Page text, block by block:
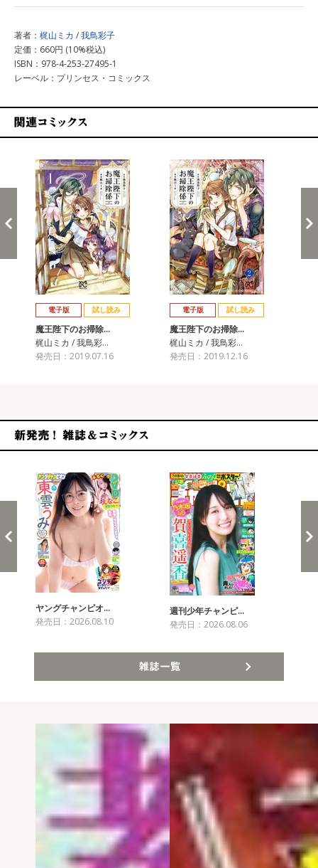
著者： 梶山ミカ /我鳥彩子
定価：660円 (10%税込)
ISBN：978-4-253-27495-1
レーベル：プリンセス・コミックス
電子版 試し読み
魔王陛下のお掃除…
梶山ミカ / 我鳥彩…
発売日：2019.07.16
電子版 試し読み
魔王陛下のお掃除…
梶山ミカ / 我鳥彩…
発売日：2019.12.16
ヤングチャンピオ…
発売日：2026.08.10
週刊少年チャンピ…
発売日：2026.08.06